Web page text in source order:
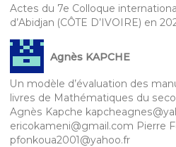
Actes du 7e Colloque
d’Abidjan (CÔTE D’IVOIRE) en
Agnès KAPCHE
Un modèle d’évaluation des
livres de Mathématiques du
Agnès Kapche
ericokameni@gmail.com Pierre
pfonkoua2001@yahoo.fr